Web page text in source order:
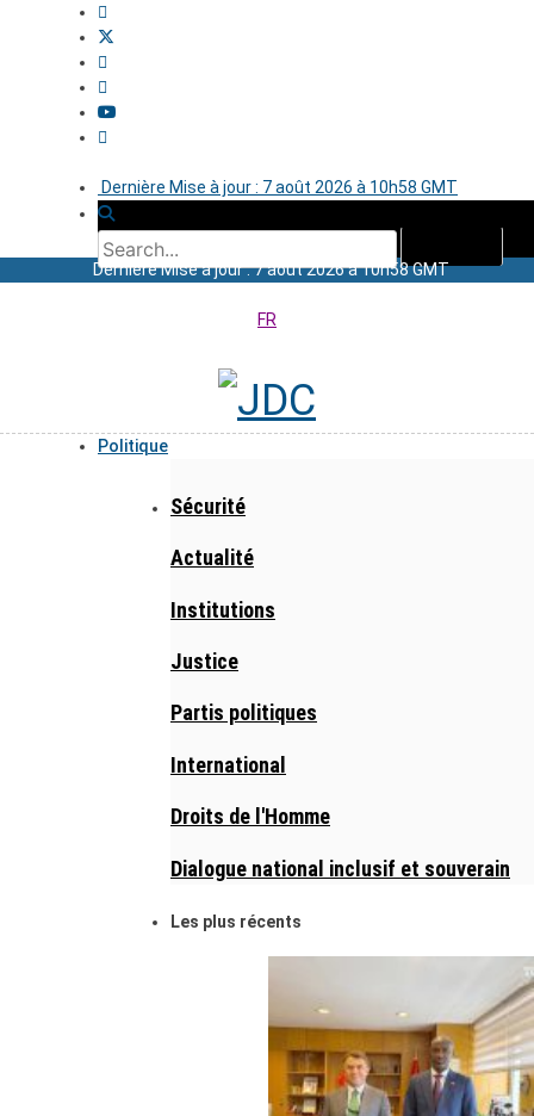
Dernière Mise à jour : 7 août 2026 à 10h58 GMT
Dernière Mise à jour : 7 août 2026 à 10h58 GMT
FR
Politique
Sécurité
Actualité
Institutions
Justice
Partis politiques
International
Droits de l'Homme
Dialogue national inclusif et souverain
Les plus récents